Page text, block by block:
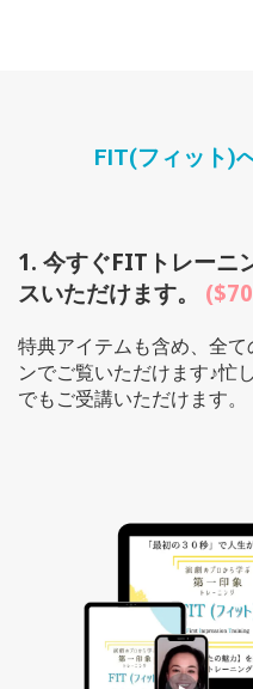
FIT(フィット)
1. 今すぐFITトレーニ
スいただけます。
特典アイテムも含め、全
ンでご覧いただけます♪忙
でもご受講いただけます。